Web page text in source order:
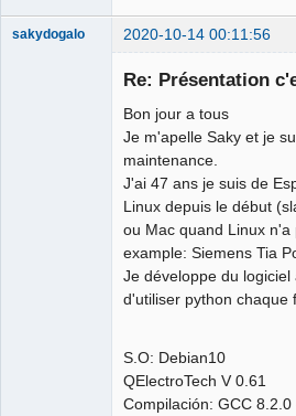
sakydogalo 2020-10-14 00:11:56
Re: Présentation
Bon jour a tous
Je m'apelle Saky et je
maintenance.
J'ai 47 ans je suis de
Linux depuis le début
ou Mac quand Linux
example: Siemens Tia
Je développe du
d'utiliser python chaque
S.O: Debian10
QElectroTech V 0.61
Compilación: GCC